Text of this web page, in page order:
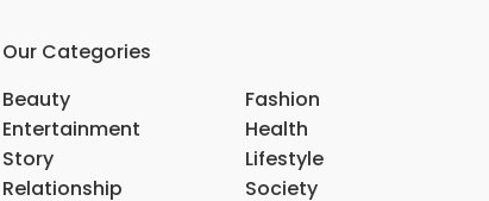
Our Categories
Beauty
Entertainment
Story
Relationship
Fashion
Health
Lifestyle
Society